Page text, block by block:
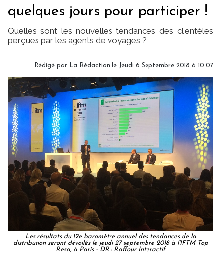
quelques jours pour participer !
Quelles sont les nouvelles tendances des clientèles
perçues par les agents de voyages ?
Rédigé par La Rédaction le Jeudi 6 Septembre 2018 à 10:07
Les résultats du 12e baromètre annuel des tendances de la
distribution seront dévoilés le jeudi 27 septembre 2018 à l'IFTM Top
Resa, à Paris - DR : Raffour Interactif